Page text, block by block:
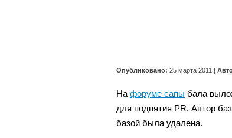
Опубликовано: 25 марта 2011 |
На форуме сапы бала
для поднятия PR. Автор
базой была удалена.